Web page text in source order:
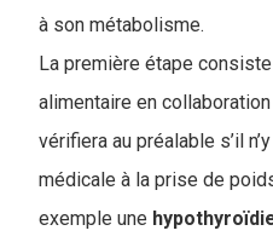
à son métabolisme.
La première étape
alimentaire en
vérifiera au préalable s’il
médicale à la prise de
exemple une